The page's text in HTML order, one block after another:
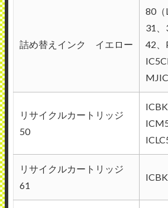
詰め替えインク イエロー
80（
31、
42、
リサイクルカートリッジ
50
リサイクルカートリッジ
61